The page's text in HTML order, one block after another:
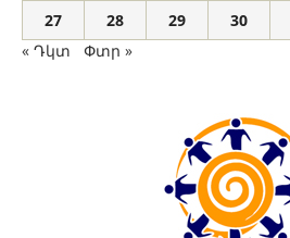
27
28 29 30
« Դկտ
Փտր »